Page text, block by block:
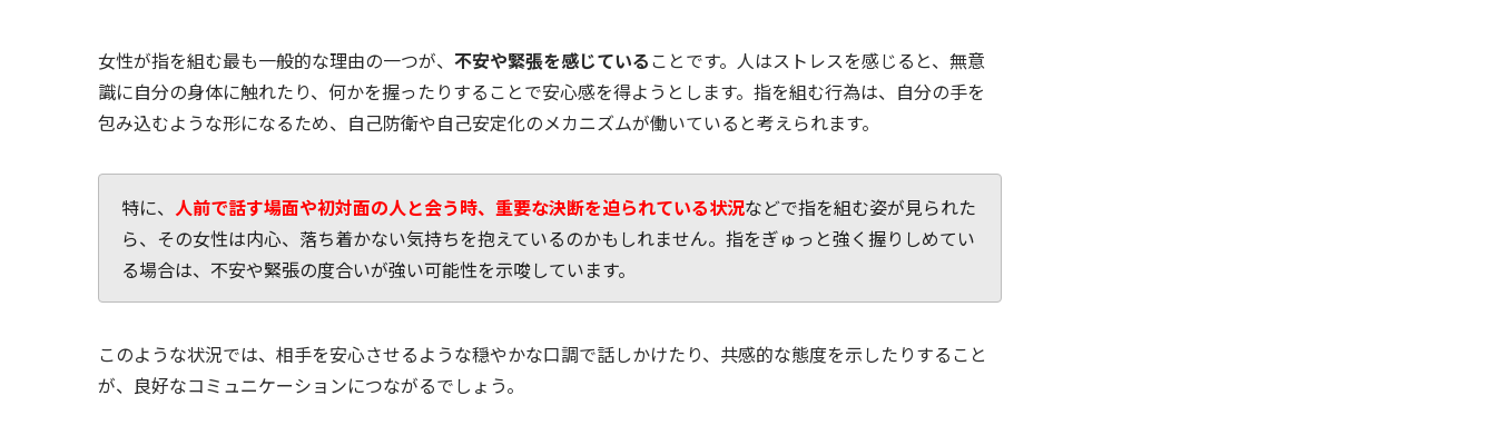
女性が指を組む最も一般的な理由の一つが、 不安や緊張を感じている ことです。人はストレスを感じると、無意
識に自分の身体に触れたり、何かを握ったりすることで安心感を得ようとします。指を組む行為は、自分の手を
包み込むような形になるため、自己防衛や自己安定化のメカニズムが働いていると考えられます。
特に、 人前で話す場面や初対面の人と会う時、重要な決断を迫られている状況などで指を組む姿が見られた
ら、その女性は内心、落ち着かない気持ちを抱えているのかもしれません。指をぎゅっと強く握りしめてい
る場合は、不安や緊張の度合いが強い可能性を示唆しています。
このような状況では、相手を安心させるような穏やかな口調で話しかけたり、共感的な態度を示したりすること
が、良好なコミュニケーションにつながるでしょう。